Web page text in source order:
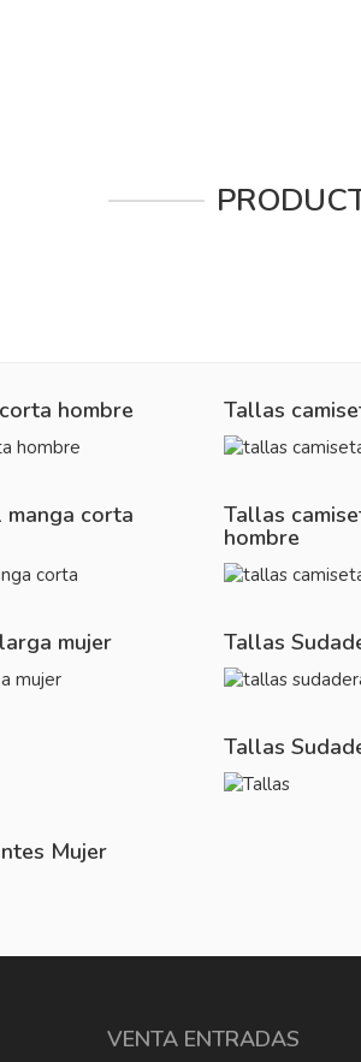
hombre Tallas
corta Tallas
hombre
mujer Tallas
Tallas
Mujer
VENTA ENTRADAS